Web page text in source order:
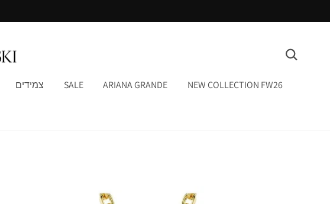
חיפוש
NEW COLLECTION FW26
ARIANA GRANDE
SALE צמידים